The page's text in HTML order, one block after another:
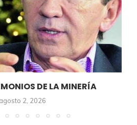
DE LA MINERÍA
agosto 2, 2026